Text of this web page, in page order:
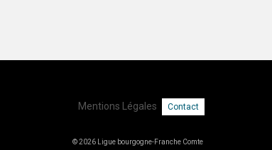
Mentions Légales Contact
© 2026 Ligue bourgogne-Franche Comte